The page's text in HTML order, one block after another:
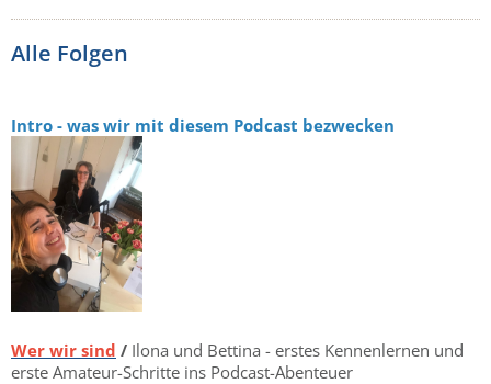
Alle Folgen
Intro - was wir mit diesem Podcast bezwecken
Wer wir sind / Ilona und Bettina - erstes Kennenlernen und
erste Amateur-Schritte ins Podcast-Abenteuer